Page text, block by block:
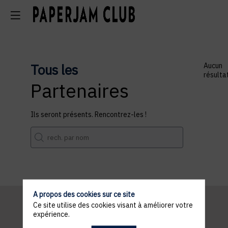
Tous les
Partenaires
Ils seront présents. Rencontrez-les !
Aucun
A propos des cookies sur ce site
Ce site utilise des cookies visant à améliorer votre
expérience.